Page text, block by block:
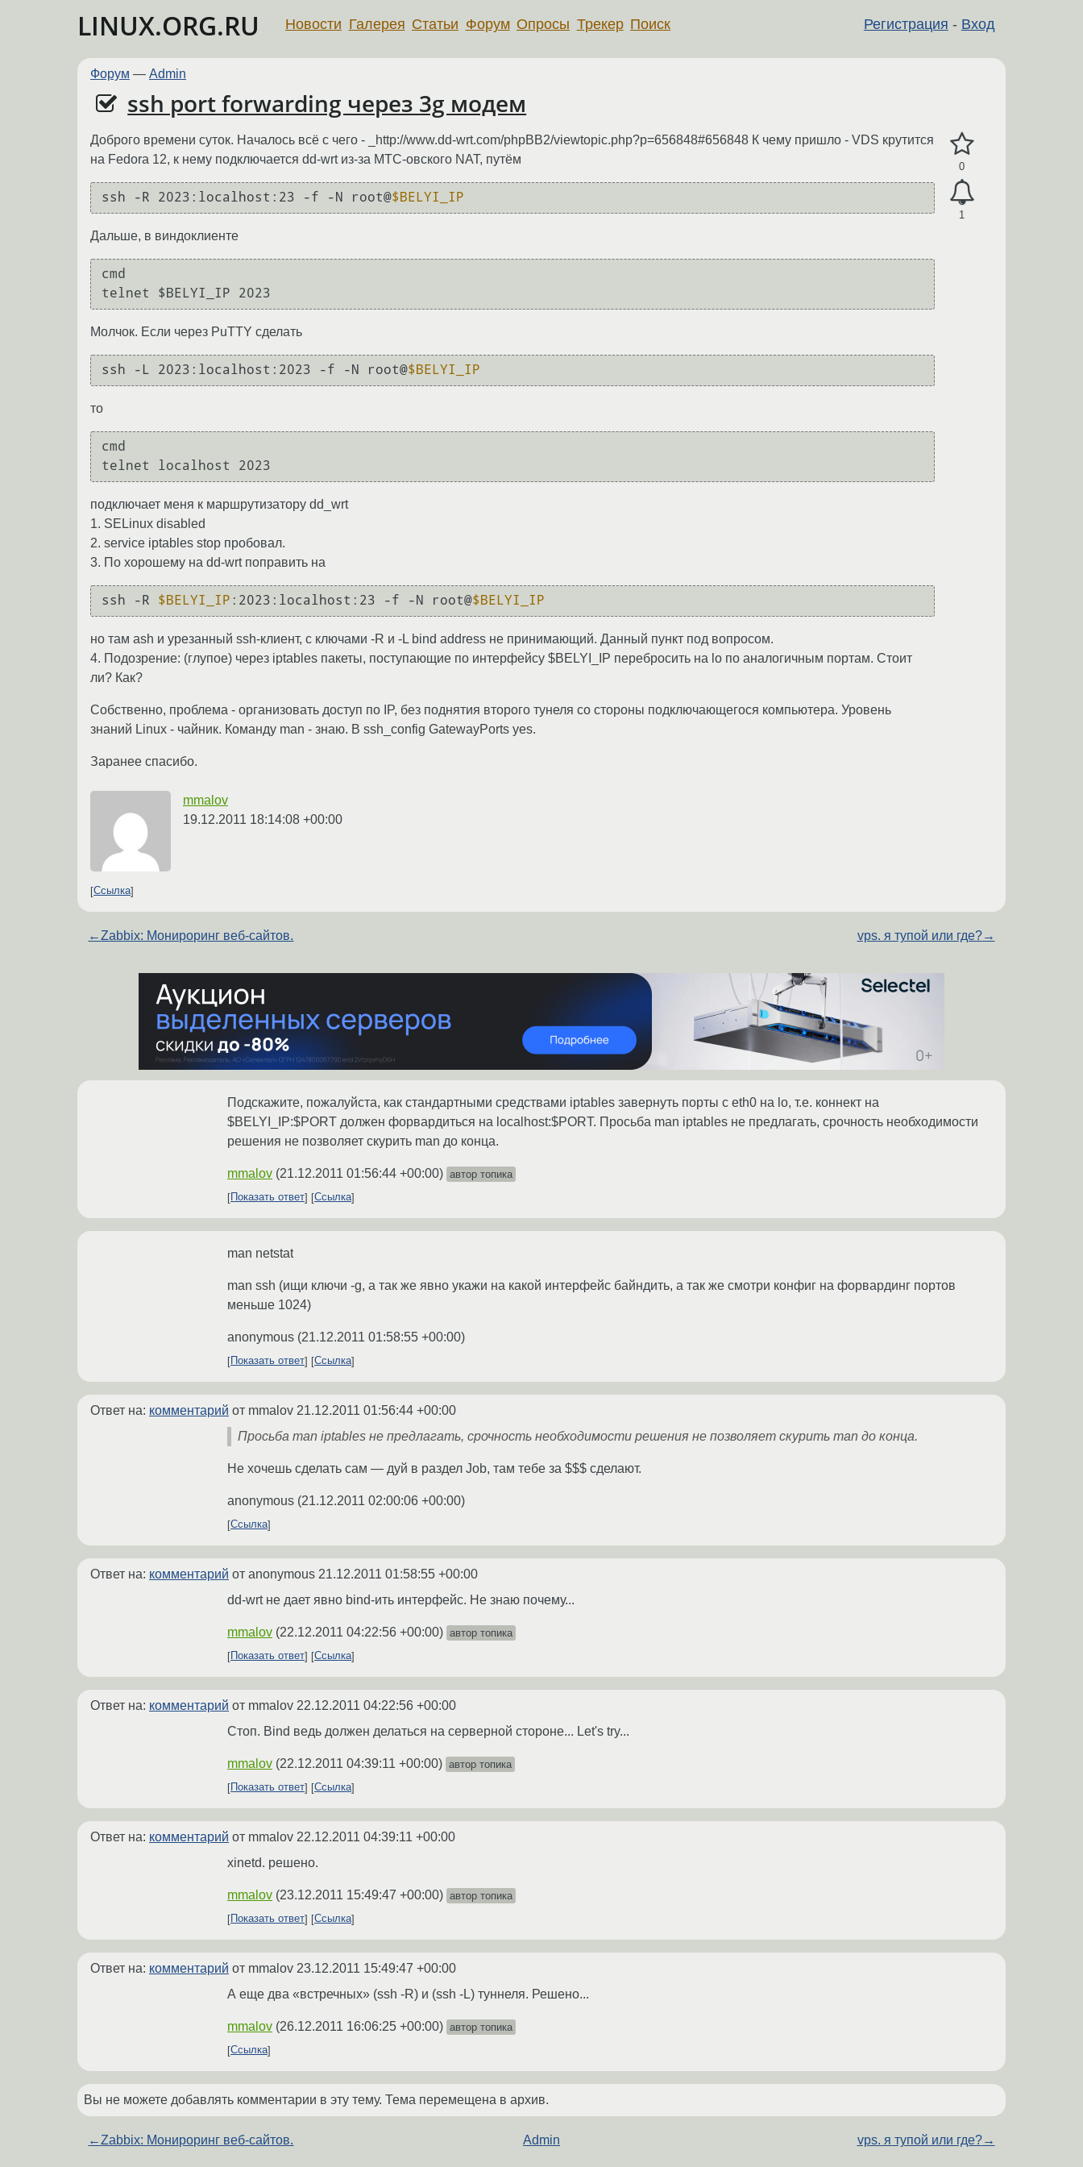
LINUX.ORG.RU Регистрация - Вход
Новости Галерея Статьи Форум Опросы Трекер Поиск
Форум — Admin
ssh port forwarding через 3g модем
0
1
Доброго времени суток. Началось всё с чего - _http://www.dd-wrt.com/phpBB2/viewtopic.php?p=656848#656848 К чему пришло - VDS крутится
на Fedora 12, к нему подключается dd-wrt из-за МТС-овского NAT, путём
ssh -R 2023:localhost:23 -f -N root@$BELYI_IP
Дальше, в виндоклиенте
cmd
Молчок. Если через PuTTY сделать
ssh -L 2023:localhost:2023 -f -N root@$BELYI_IP
то
cmd
telnet localhost 2023
подключает меня к маршрутизатору dd_wrt
1. SELinux disabled
2. service iptables stop пробовал.
3. По хорошему на dd-wrt поправить на
ssh -R $BELYI_IP :2023:localhost:23 -f -N root@$BELYI_IP
но там ash и урезанный ssh-клиент, с ключами -R и -L bind address не принимающий. Данный пункт под вопросом.
4. Подозрение: (глупое) через iptables пакеты, поступающие по интерфейсу $BELYI_IP перебросить на lo по аналогичным портам. Стоит
ли? Как?
Собственно, проблема - организовать доступ по IP, без поднятия второго тунеля со стороны подключающегося компьютера. Уровень
знаний Linux - чайник. Команду man - знаю. В ssh_config GatewayPorts yes.
Заранее спасибо.
mmalov
19.12.2011 18:14:08 +00:00
Ссылка
←Zabbix: Монироринг веб-сайтов. vps. я тупой или где?→
Подскажите, пожалуйста, как стандартными средствами iptables завернуть порты с eth0 на lo, т.е. коннект на
$BELYI_IP:$PORT должен форвардиться на localhost:$PORT. Просьба man iptables не предлагать, срочность необходимости
решения не позволяет скурить man до конца.
mmalov (21.12.2011 01:56:44 +00:00) автор топика
Показать ответ
Ссылка
man netstat
man ssh (ищи ключи -g, а так же явно укажи на какой интерфейс байндить, а так же смотри конфиг на форвардинг портов
меньше 1024)
anonymous (21.12.2011 01:58:55 +00:00)
Показать ответ Ссылка
Ответ на: комментарий от mmalov 21.12.2011 01:56:44 +00:00
Просьба man iptables не предлагать, срочность необходимости решения не позволяет скурить man до конца.
Не хочешь сделать сам — дуй в раздел Job, там тебе за $$$ сделают.
anonymous (21.12.2011 02:00:06 +00:00)
Ссылка
Ответ на: комментарий от anonymous 21.12.2011 01:58:55 +00:00
dd-wrt не дает явно bind-ить интерфейс. Не знаю почему...
mmalov (22.12.2011 04:22:56 +00:00) автор топика
Показать ответ
Ссылка
Ответ на: комментарий от mmalov 22.12.2011 04:22:56 +00:00
Стоп. Bind ведь должен делаться на серверной стороне... Let's try...
mmalov (22.12.2011 04:39:11 +00:00) автор топика
Показать ответ
Ссылка
Ответ на: комментарий от mmalov 22.12.2011 04:39:11 +00:00
xinetd. решено.
mmalov (23.12.2011 15:49:47 +00:00) автор топика
Показать ответ
Ссылка
Ответ на: комментарий от mmalov 23.12.2011 15:49:47 +00:00
А еще два «встречных» (ssh -R) и (ssh -L) туннеля. Решено...
mmalov (26.12.2011 16:06:25 +00:00) автор топика
Ссылка
Вы не можете добавлять комментарии в эту тему. Тема перемещена в архив.
←Zabbix: Монироринг веб-сайтов. Admin vps. я тупой или где?→